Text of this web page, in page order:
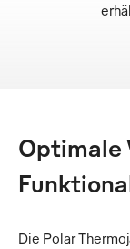
Optimale
Die Polar